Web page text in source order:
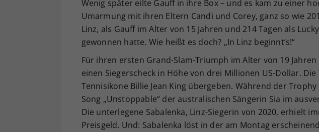
Wenig später eilte Gauff in ihre Box – und es kam zu einer
Umarmung mit ihren Eltern Candi und Corey, ganz so wie
Linz, als Gauff im Alter von 15 Jahren und 214 Tagen als
gewonnen hatte. Wie heißt es doch? „In Linz beginnt’s!“
Für ihren ersten Grand-Slam-Triumph im Alter von 19
einen Siegerscheck in Höhe von drei Millionen US-Dollar.
Tennisikone Billie Jean King übergeben. Während der
Song „Unstoppable“ der australischen Sängerin Sia im
Die unterlegene Sabalenka, Linz-Siegerin von 2020, erhielt
Preisgeld. Und: Sabalenka löst in der am Montag